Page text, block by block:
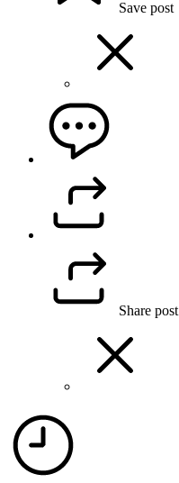
Save post
Share post